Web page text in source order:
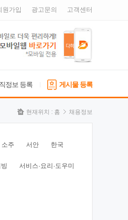
원가입 광고문의 고객센터
정보 등록 게시물 등록
현재위치 : 홈 채용정보
소주 서안 한국
서비스·요리·도우미